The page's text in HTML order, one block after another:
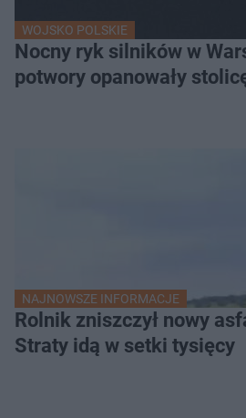
WOJSKO POLSKIE
Nocny ryk silników w
potwory opanowały
NAJNOWSZE INFORMACJE
Rolnik zniszczył nowy
Straty idą w setki tysięcy